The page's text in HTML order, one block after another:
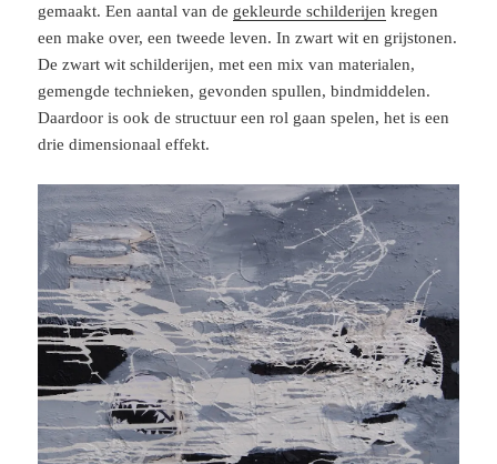
gemaakt. Een aantal van de gekleurde schilderijen kregen
een make over, een tweede leven. In zwart wit en grijstonen.
De zwart wit schilderijen, met een mix van materialen,
gemengde technieken, gevonden spullen, bindmiddelen.
Daardoor is ook de structuur een rol gaan spelen, het is een
drie dimensionaal effekt.